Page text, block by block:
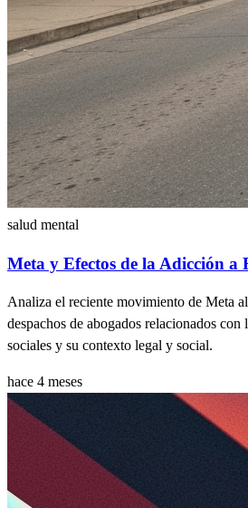
salud mental
Meta y Efectos de la Adicción a
Analiza el reciente movimiento de Meta
despachos de abogados relacionados con
sociales y su contexto legal y social.
hace 4 meses